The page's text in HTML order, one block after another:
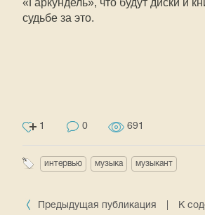
«Гаркундель», что будут диски и
судьбе за это.
1 0 691
интервью музыка музыкант
Предыдущая публикация
К